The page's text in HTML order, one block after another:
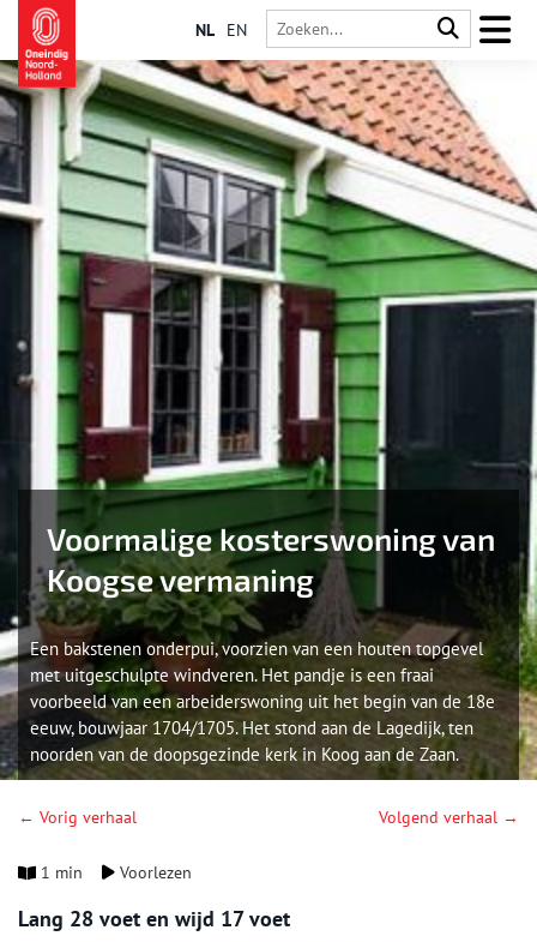
NL EN
Voormalige kosterswoning van
Koogse vermaning
Een bakstenen onderpui, voorzien van een houten topgevel
met uitgeschulpte windveren. Het pandje is een fraai
voorbeeld van een arbeiderswoning uit het begin van de 18e
eeuw, bouwjaar 1704/1705. Het stond aan de Lagedijk, ten
noorden van de doopsgezinde kerk in Koog aan de Zaan.
← Vorig verhaal Volgend verhaal →
1 min Voorlezen
Lang 28 voet en wijd 17 voet